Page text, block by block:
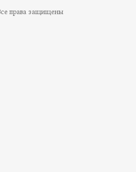
права защищены